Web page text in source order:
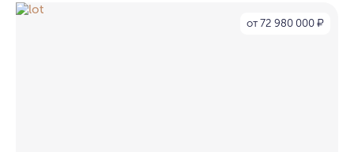
от 72 980 000 ₽